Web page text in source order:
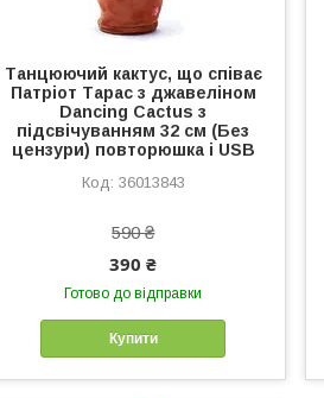
Танцюючий кактус, що співає
Патріот Тарас з джавеліном
Dancing Cactus з
підсвічуванням 32 см (Без
цензури) повторюшка і USB
36013843
590 ₴
390 ₴
Готово до відправки
Купити